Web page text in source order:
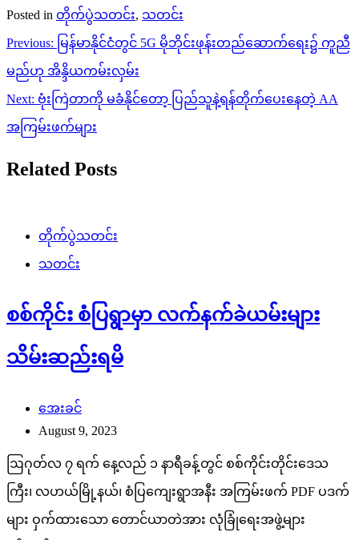
Posted in တိုက်ပွဲသတင်း, သတင်း
Post
navigation
Previous: မြန်မာနိုင်ငံတွင် 5G မိုဘိုင်းဖုန်းတည်ဆောက်ရေး၌ ကူညီ
မည်ဟု အိန္ဒိယကမ်းလှမ်း
Next: ဗုံးကြဲတာကို မခံနိုင်တော့ ပြည်သူနဲ့ရန်တိုက်ပေးနေတဲ့ AA
အကြမ်းဖက်များ
Related Posts
တိုက်ပွဲသတင်း
သတင်း
စစ်ကိုင်း စံပြရွာမှာ လက်နက်ခဲယမ်းများ
သိမ်းဆည်းရမိ
အေးခင်
August 9, 2023
ဩဂုတ်လ ၇ ရက် နေ့လည် ၁ နာရီခန့်တွင် စစ်ကိုင်းတိုင်းဒေသ
ကြီး၊ လဟယ်မြို့နယ်၊ စံပြကျေးရွာအနီး အကြမ်းဖက် PDF ပဒက်
များ ဝှက်ထားသော တောင်ယာတဲအား လုံခြုံရေးအဖွဲ့များ